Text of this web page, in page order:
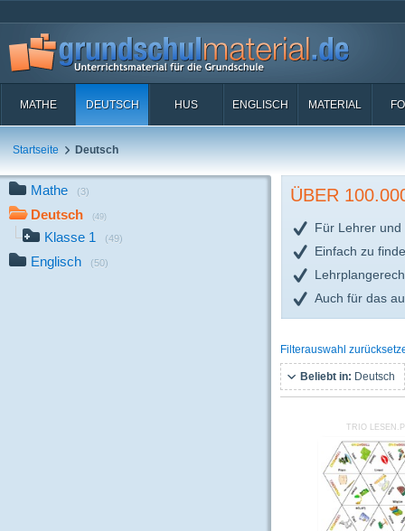
MATHE DEUTSCH HUS ENGLISCH MATERIAL
Startseite Deutsch
Mathe (3)
Deutsch (49)
Klasse 1 (49)
Englisch (50)
ÜBER
Für Lehrer und
Einfach zu
Auch für das
Filterauswahl
Beliebt in: Deutsch
TRIO